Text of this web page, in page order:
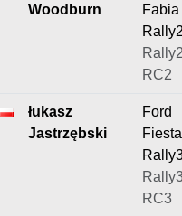
Woodburn
RC2
łukasz
Jastrzębski
Ford
Fiesta
RC3